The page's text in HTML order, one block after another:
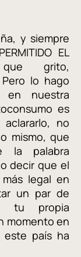
y siempre
EL
que grito,
lo hago
en nuestra
es
no
mismo, que
la palabra
decir que el
legal en
un par de
tu propia
momento en
este país ha